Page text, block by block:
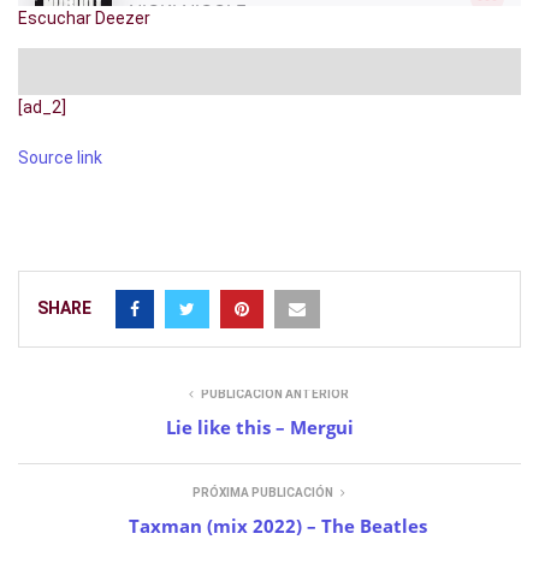
Escuchar Deezer
[ad_2]
Source link
SHARE
PUBLICACIÓN ANTERIOR
Lie like this – Mergui
PRÓXIMA PUBLICACIÓN
Taxman (mix 2022) – The Beatles